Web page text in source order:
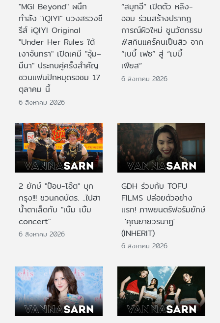
"MGI Beyond" ผนึก
กำลัง "iQIYI" บวงสรวงซี
รีส์ iQIYI Original
"Under Her Rules ใต้
เงาจันทรา" เปิดเคมี "อุ้ม–
มีนา" ประกบคู่ครั้งสำคัญ
ชวนแฟนปักหมุดรอชม 17
ตุลาคม นี้
6 สิงหาคม 2026
“สมูทอี” เปิดตัว หลิง-
ออม ร่วมสร้างปรากฎ
การณ์ผิวใหม่ ชูนวัตกรรม
#สกินแคร์คนเป็นสิว จาก
“เบบี้ เฟซ” สู่ “เบบี้
เฟียส”
6 สิงหาคม 2026
2 ยักษ์ "ป๊อบ-โอ๊ต" บุก
กรุง!!! ชวนกดบัตร. ..ไปฮา
น้ำตาเล็ดกับ "เบิ้ม เบิ้ม
concert"
6 สิงหาคม 2026
GDH ร่วมกับ TOFU
FILMS ปล่อยตัวอย่าง
แรก! ภาพยนตร์ฟอร์มยักษ์
'คุณยายวรนาฏ'
(INHERIT)
6 สิงหาคม 2026